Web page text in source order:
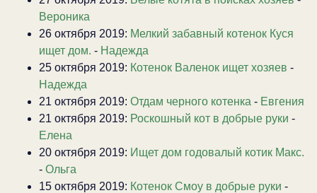
Вероника
26 октября 2019: Мелкий забавный котенок Куся
ищет дом. - Надежда
25 октября 2019: Котенок Валенок ищет хозяев -
Надежда
21 октября 2019: Отдам черного котенка - Евгения
21 октября 2019: Роскошный кот в добрые руки -
Елена
20 октября 2019: Ищет дом годовалый котик Макс.
- Ольга
15 октября 2019: Котенок Смоу в добрые руки -